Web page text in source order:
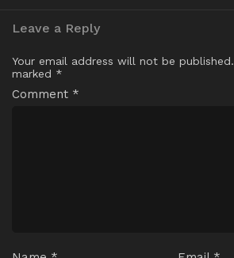
Leave a Reply
Your email address will not be published.
marked *
Comment *